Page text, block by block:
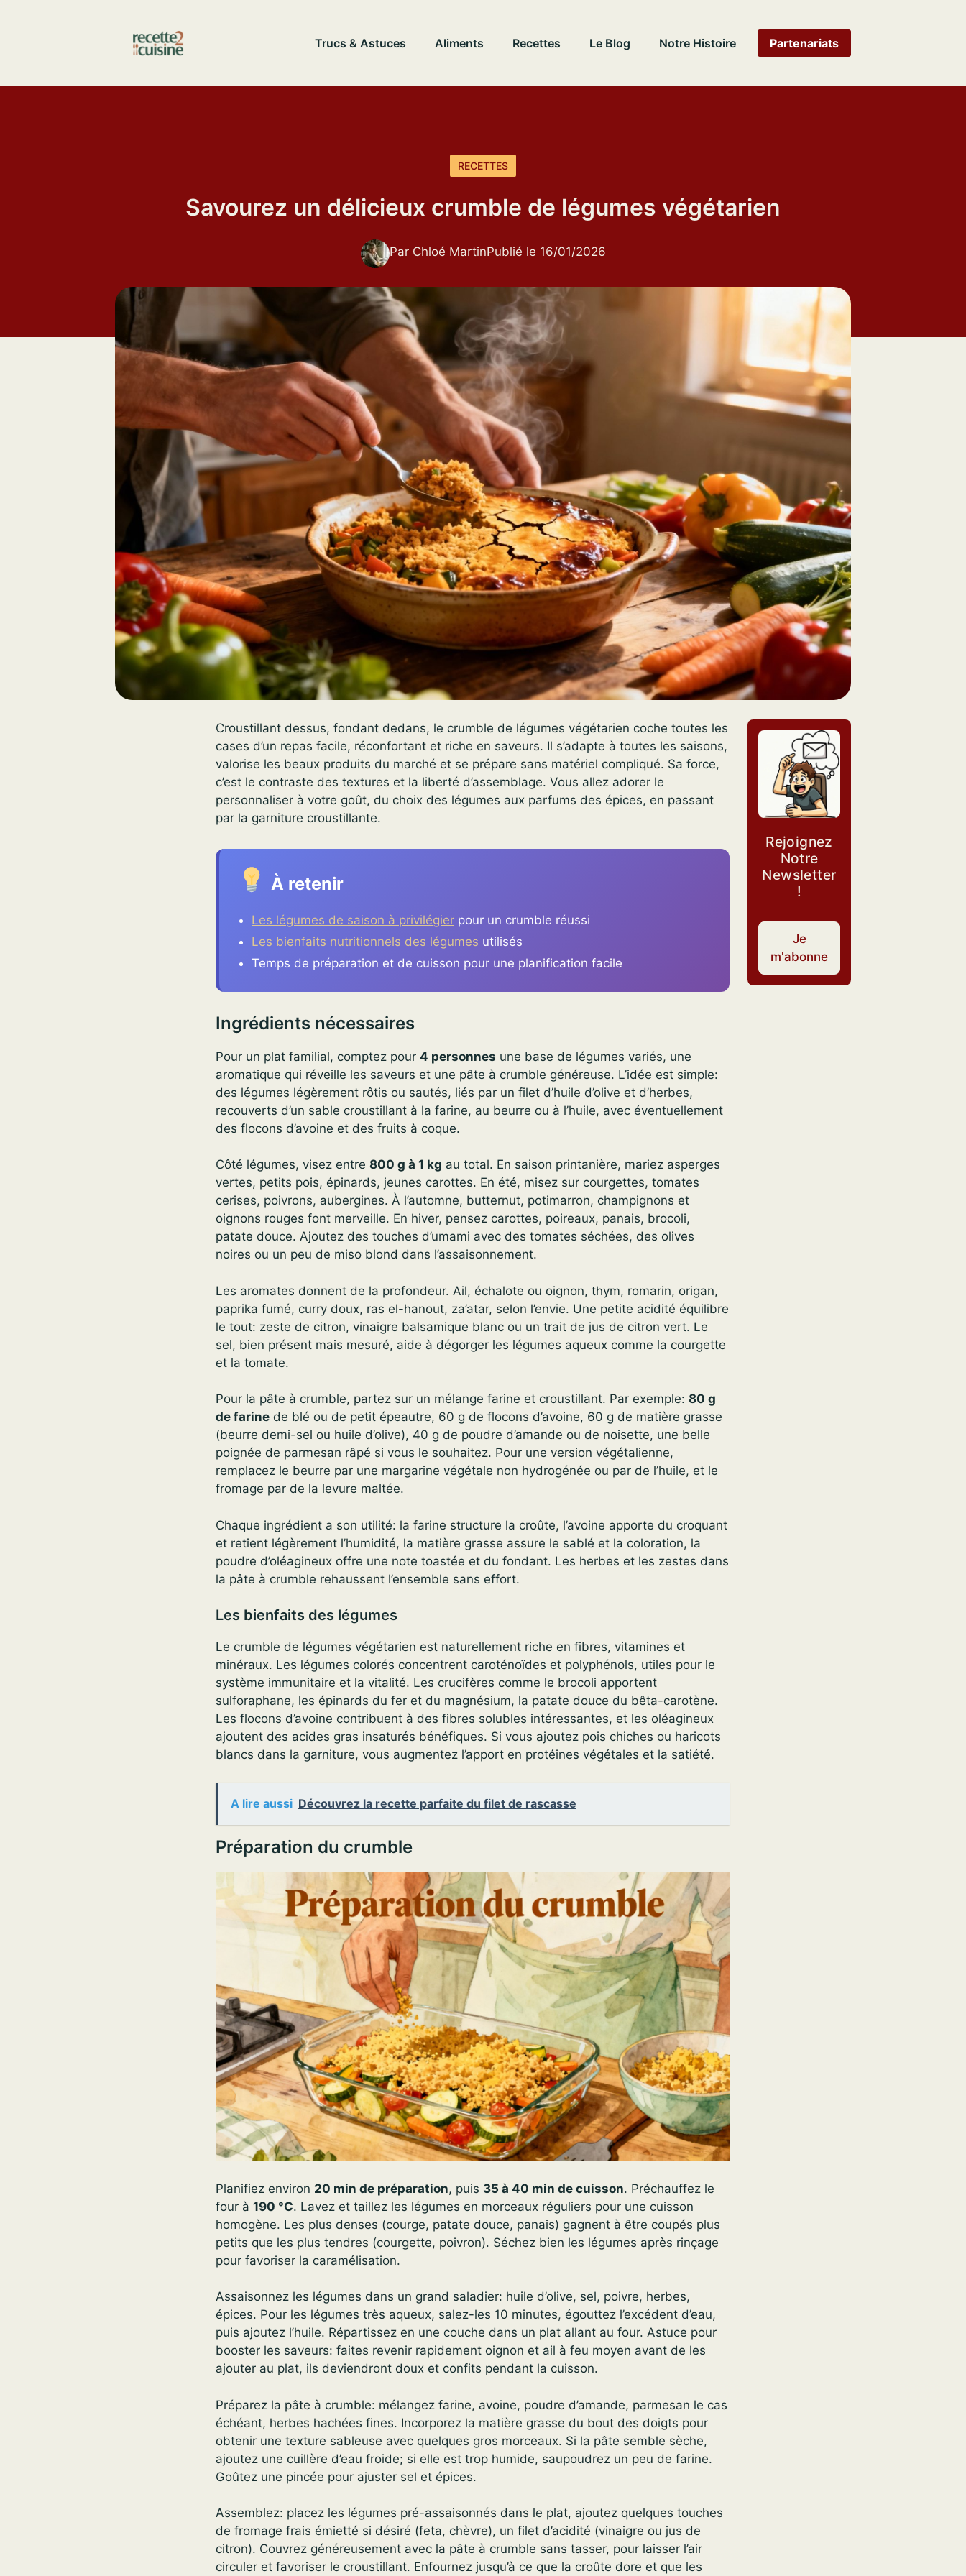
Trucs & Astuces Aliments Recettes Le Blog Notre Histoire Partenariats
RECETTES
Savourez un délicieux crumble de légumes végétarien
Par Chloé MartinPublié le 16/01/2026
Croustillant dessus, fondant dedans, le crumble de légumes végétarien coche toutes les
cases d’un repas facile, réconfortant et riche en saveurs. Il s’adapte à toutes les saisons,
valorise les beaux produits du marché et se prépare sans matériel compliqué. Sa force,
c’est le contraste des textures et la liberté d’assemblage. Vous allez adorer le
personnaliser à votre goût, du choix des légumes aux parfums des épices, en passant
par la garniture croustillante.
À retenir
Les légumes de saison à privilégier pour un crumble réussi
Les bienfaits nutritionnels des légumes utilisés
Temps de préparation et de cuisson pour une planification facile
Ingrédients nécessaires
Pour un plat familial, comptez pour 4 personnes une base de légumes variés, une
aromatique qui réveille les saveurs et une pâte à crumble généreuse. L’idée est simple:
des légumes légèrement rôtis ou sautés, liés par un filet d’huile d’olive et d’herbes,
recouverts d’un sable croustillant à la farine, au beurre ou à l’huile, avec éventuellement
des flocons d’avoine et des fruits à coque.
Côté légumes, visez entre 800 g à 1 kg au total. En saison printanière, mariez asperges
vertes, petits pois, épinards, jeunes carottes. En été, misez sur courgettes, tomates
cerises, poivrons, aubergines. À l’automne, butternut, potimarron, champignons et
oignons rouges font merveille. En hiver, pensez carottes, poireaux, panais, brocoli,
patate douce. Ajoutez des touches d’umami avec des tomates séchées, des olives
noires ou un peu de miso blond dans l’assaisonnement.
Les aromates donnent de la profondeur. Ail, échalote ou oignon, thym, romarin, origan,
paprika fumé, curry doux, ras el-hanout, za’atar, selon l’envie. Une petite acidité équilibre
le tout: zeste de citron, vinaigre balsamique blanc ou un trait de jus de citron vert. Le
sel, bien présent mais mesuré, aide à dégorger les légumes aqueux comme la courgette
et la tomate.
Pour la pâte à crumble, partez sur un mélange farine et croustillant. Par exemple: 80 g
de farine de blé ou de petit épeautre, 60 g de flocons d’avoine, 60 g de matière grasse
(beurre demi-sel ou huile d’olive), 40 g de poudre d’amande ou de noisette, une belle
poignée de parmesan râpé si vous le souhaitez. Pour une version végétalienne,
remplacez le beurre par une margarine végétale non hydrogénée ou par de l’huile, et le
fromage par de la levure maltée.
Chaque ingrédient a son utilité: la farine structure la croûte, l’avoine apporte du croquant
et retient légèrement l’humidité, la matière grasse assure le sablé et la coloration, la
poudre d’oléagineux offre une note toastée et du fondant. Les herbes et les zestes dans
la pâte à crumble rehaussent l’ensemble sans effort.
Les bienfaits des légumes
Le crumble de légumes végétarien est naturellement riche en fibres, vitamines et
minéraux. Les légumes colorés concentrent caroténoïdes et polyphénols, utiles pour le
système immunitaire et la vitalité. Les crucifères comme le brocoli apportent
sulforaphane, les épinards du fer et du magnésium, la patate douce du bêta-carotène.
Les flocons d’avoine contribuent à des fibres solubles intéressantes, et les oléagineux
ajoutent des acides gras insaturés bénéfiques. Si vous ajoutez pois chiches ou haricots
blancs dans la garniture, vous augmentez l’apport en protéines végétales et la satiété.
A lire aussi Découvrez la recette parfaite du filet de rascasse
Préparation du crumble
Planifiez environ 20 min de préparation, puis 35 à 40 min de cuisson. Préchauffez le
four à 190 °C. Lavez et taillez les légumes en morceaux réguliers pour une cuisson
homogène. Les plus denses (courge, patate douce, panais) gagnent à être coupés plus
petits que les plus tendres (courgette, poivron). Séchez bien les légumes après rinçage
pour favoriser la caramélisation.
Assaisonnez les légumes dans un grand saladier: huile d’olive, sel, poivre, herbes,
épices. Pour les légumes très aqueux, salez-les 10 minutes, égouttez l’excédent d’eau,
puis ajoutez l’huile. Répartissez en une couche dans un plat allant au four. Astuce pour
booster les saveurs: faites revenir rapidement oignon et ail à feu moyen avant de les
ajouter au plat, ils deviendront doux et confits pendant la cuisson.
Préparez la pâte à crumble: mélangez farine, avoine, poudre d’amande, parmesan le cas
échéant, herbes hachées fines. Incorporez la matière grasse du bout des doigts pour
obtenir une texture sableuse avec quelques gros morceaux. Si la pâte semble sèche,
ajoutez une cuillère d’eau froide; si elle est trop humide, saupoudrez un peu de farine.
Goûtez une pincée pour ajuster sel et épices.
Assemblez: placez les légumes pré-assaisonnés dans le plat, ajoutez quelques touches
de fromage frais émietté si désiré (feta, chèvre), un filet d’acidité (vinaigre ou jus de
citron). Couvrez généreusement avec la pâte à crumble sans tasser, pour laisser l’air
circuler et favoriser le croustillant. Enfournez jusqu’à ce que la croûte dore et que les
Rejoignez
Notre
Newsletter
!
Je
m'abonne